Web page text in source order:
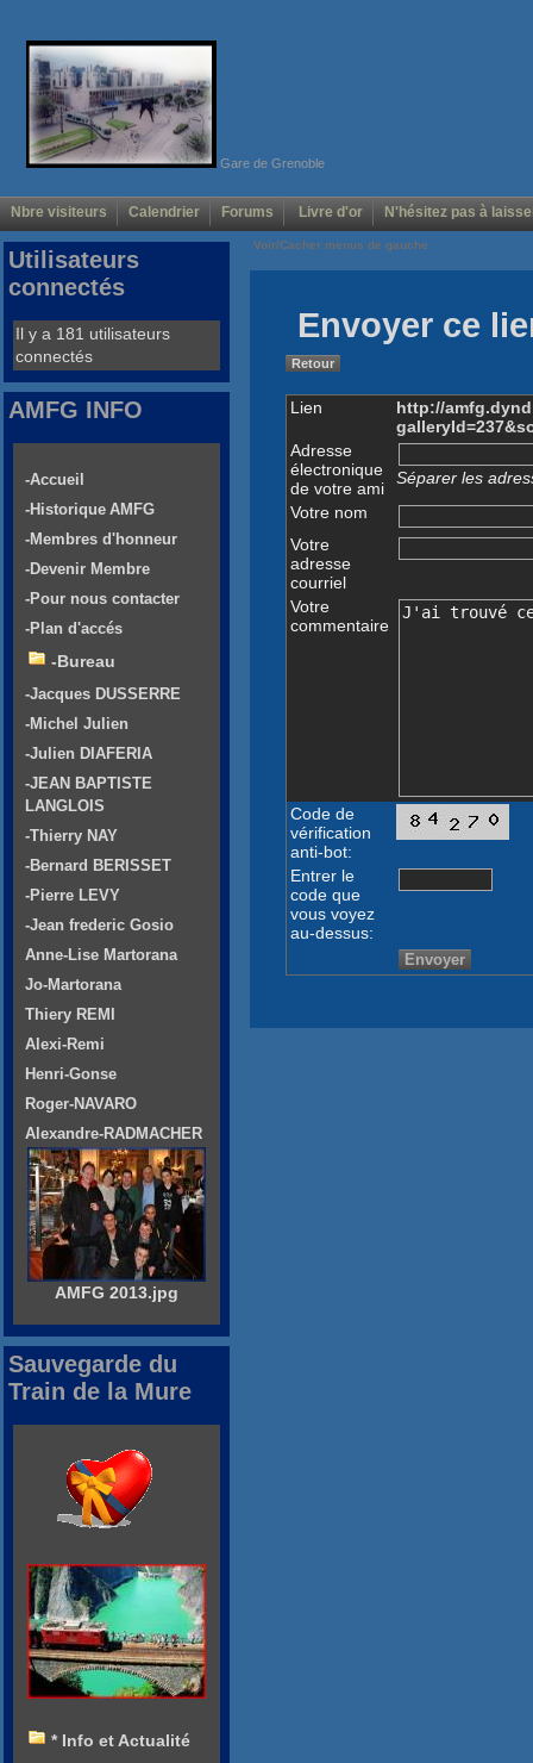
Gare de Grenoble
Nbre visiteurs Calendrier Forums Livre d'or N'hésitez pas à
Voir/Cacher menus de gauche
Envoyer ce
Retour
Lien
http://
Adresse
électronique
de votre ami
Séparer les
Votre nom
Votre
adresse
courriel
Votre
commentaire
Code de
vérification
anti-bot:
Entrer le
code que
vous voyez
au-dessus:
Utilisateurs
connectés
Il y a 181 utilisateurs
connectés
AMFG INFO
-Accueil
-Historique AMFG
-Membres d'honneur
-Devenir Membre
-Pour nous contacter
-Plan d'accés
-Bureau
-Jacques DUSSERRE
-Michel Julien
-Julien DIAFERIA
-JEAN BAPTISTE
LANGLOIS
-Thierry NAY
-Bernard BERISSET
-Pierre LEVY
-Jean frederic Gosio
Anne-Lise Martorana
Jo-Martorana
Thiery REMI
Alexi-Remi
Henri-Gonse
Roger-NAVARO
Alexandre-RADMACHER
AMFG 2013.jpg
Sauvegarde du
Train de la Mure
* Info et Actualité